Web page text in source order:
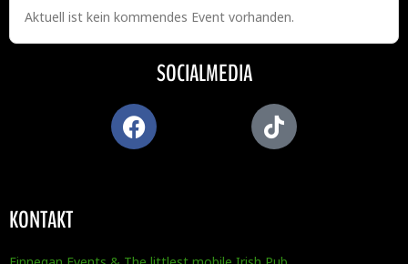
Aktuell ist kein kommendes Event vorhanden.
SOCIALMEDIA
KONTAKT